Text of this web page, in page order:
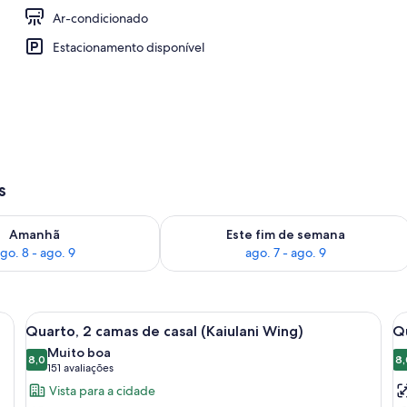
Ar-condicionado
Estacionamento disponível
8
Amanhã
8 - ago. 9
para amanhã, ago. 8 - ago. 9
Este fim de semana
ago. 7 - ago. 9
Verifica a disponibilidade para este
grande, televisão, escrivaninha e uma cadeira.
Carrega
todas
as
fotos
Quarto de hotel moderno com uma
6
Quarto, 2 camas de casal (Kaiulani Wing)
8,08,0 de 10
Muito boa
151 avaliações
(151
avaliações)
Vista para a cidade